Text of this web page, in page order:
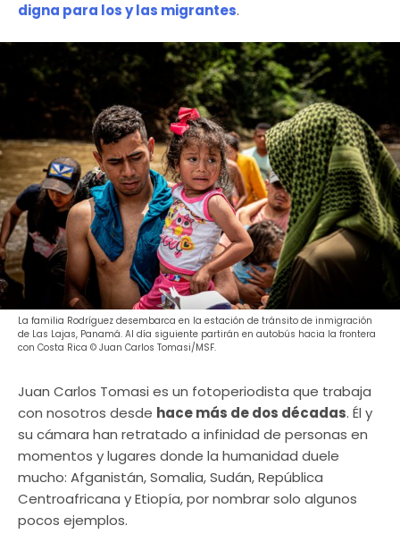
digna para los y las migrantes.
La familia Rodríguez desembarca en la estación de tránsito de inmigración
de Las Lajas, Panamá. Al día siguiente partirán en autobús hacia la frontera
con Costa Rica © Juan Carlos Tomasi/MSF.
Juan Carlos Tomasi es un fotoperiodista que trabaja
con nosotros desde hace más de dos décadas. Él y
su cámara han retratado a infinidad de personas en
momentos y lugares donde la humanidad duele
mucho: Afganistán, Somalia, Sudán, República
Centroafricana y Etiopía, por nombrar solo algunos
pocos ejemplos.